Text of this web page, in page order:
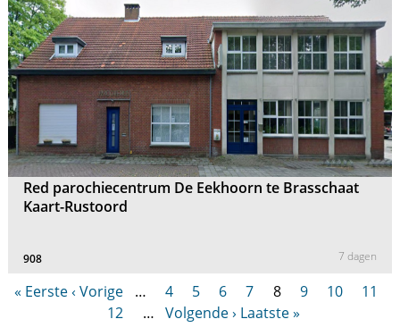
Red parochiecentrum De Eekhoorn te Brasschaat
Kaart-Rustoord
908 7 dagen
« Eerste‹ Vorige … 4 5 6 7 8 9 10
11
12
… Volgende › Laatste »